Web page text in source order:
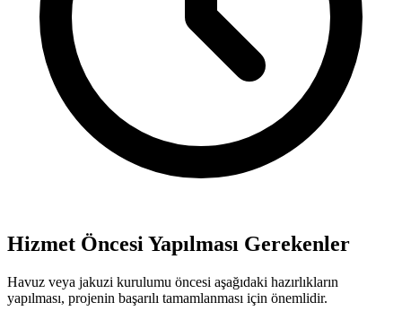
Hizmet Öncesi Yapılması Gerekenler
Havuz veya jakuzi kurulumu öncesi aşağıdaki hazırlıkların
yapılması, projenin başarılı tamamlanması için önemlidir.